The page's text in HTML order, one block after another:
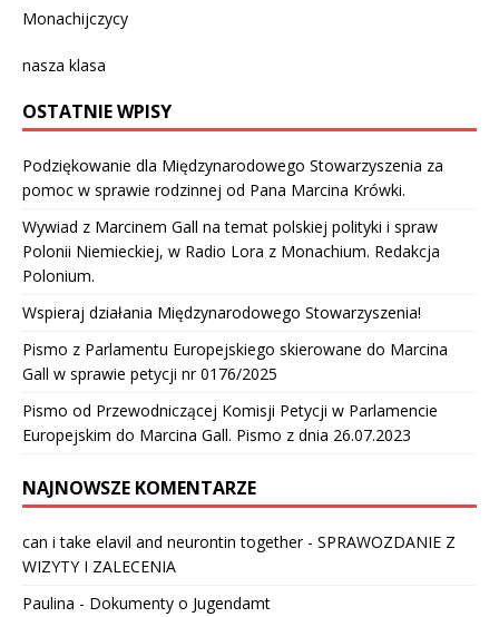
Monachijczycy
nasza klasa
OSTATNIE WPISY
Podziękowanie dla Międzynarodowego Stowarzyszenia za
pomoc w sprawie rodzinnej od Pana Marcina Krówki.
Wywiad z Marcinem Gall na temat polskiej polityki i spraw
Polonii Niemieckiej, w Radio Lora z Monachium. Redakcja
Polonium.
Wspieraj działania Międzynarodowego Stowarzyszenia!
Pismo z Parlamentu Europejskiego skierowane do Marcina
Gall w sprawie petycji nr 0176/2025
Pismo od Przewodniczącej Komisji Petycji w Parlamencie
Europejskim do Marcina Gall. Pismo z dnia 26.07.2023
NAJNOWSZE KOMENTARZE
can i take elavil and neurontin together- SPRAWOZDANIE Z
WIZYTY I ZALECENIA
Paulina - Dokumenty o Jugendamt